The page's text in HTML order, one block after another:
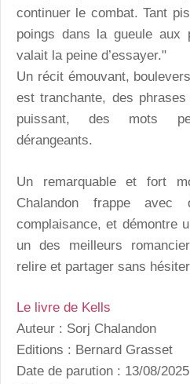
continuer le combat. Tant
poings dans la gueule aux
valait la peine d’essayer."
Un récit émouvant,
est tranchante, des
puissant, des mots
dérangeants.
Un remarquable et fort
Chalandon frappe avec
complaisance, et démontre
un des meilleurs
relire et partager sans
Le livre de Kells
Auteur : Sorj Chalandon
Editions : Bernard Grasset
Date de parution : 13/08/2025